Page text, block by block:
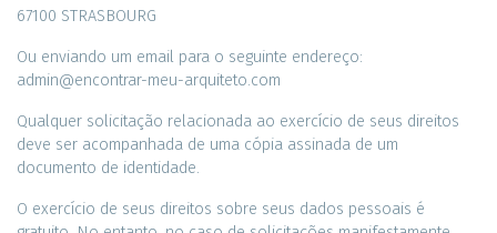
67100 STRASBOURG
Ou enviando um email para o seguinte endereço:
admin@encontrar-meu-arquiteto.com
Qualquer solicitação relacionada ao exercício de seus direitos
deve ser acompanhada de uma cópia assinada de um
documento de identidade.
O exercício de seus direitos sobre seus dados pessoais é